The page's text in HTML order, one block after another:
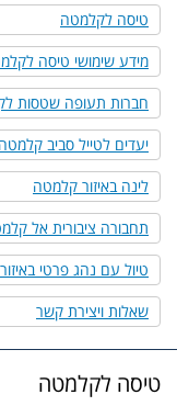
טיסה לקלמטה
מידע שימושי טיסה
חברות תעופה שטסות
יעדים לטייל סביב קלמטה
לינה באיזור קלמטה
תחבורה ציבורית אל
טיול עם נהג פרטי
שאלות ויצירת קשר
טיסה לקלמטה